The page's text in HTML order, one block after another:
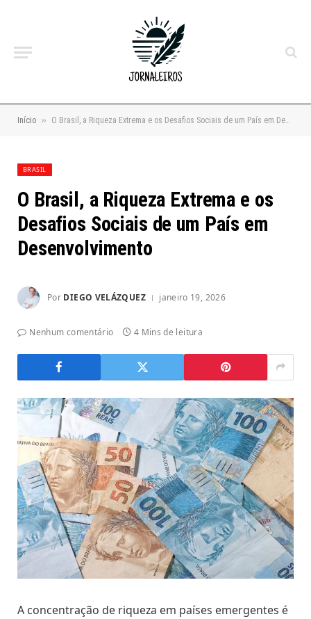
Início » O Brasil, a Riqueza Extrema e os Desafios Sociais de um País em Desenvolvimento
BRASIL
O Brasil, a Riqueza Extrema e os
Desafios Sociais de um País em
Desenvolvimento
Por DIEGO VELÁZQUEZ janeiro 19, 2026
Nenhum comentário 4 Mins de leitura
A concentração de riqueza em países emergentes é